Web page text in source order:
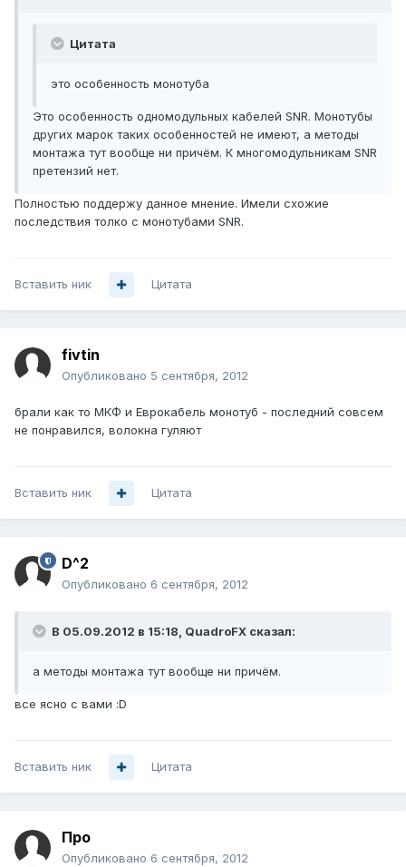
Цитата
это особенность монотуба
Это особенность одномодульных кабелей SNR. Монотубы
других марок таких особенностей не имеют, а методы
монтажа тут вообще ни причём. К многомодульникам SNR
претензий нет.
Полностью поддержу данное мнение. Имели схожие
последствия толко с монотубами SNR.
Вставить ник Цитата
fivtin
Опубликовано 5 сентября, 2012
брали как то МКФ и Еврокабель монотуб - последний совсем
не понравился, волокна гуляют
Вставить ник Цитата
D^2
Опубликовано 6 сентября, 2012
В 05.09.2012 в 15:18, QuadroFX сказал:
а методы монтажа тут вообще ни причём.
все ясно с вами :D
Вставить ник Цитата
Про
Опубликовано 6 сентября, 2012